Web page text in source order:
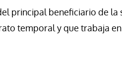
principal beneficiario de la
temporal y que trabaja